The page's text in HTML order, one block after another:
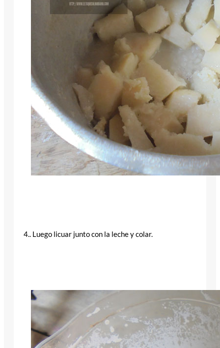
4.. Luego licuar junto con la leche y colar.